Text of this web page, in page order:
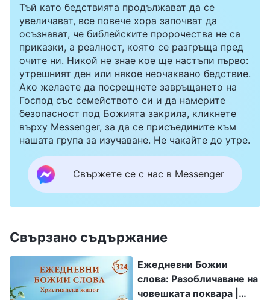
Тъй като бедствията продължават да се
увеличават, все повече хора започват да
осъзнават, че библейските пророчества не са
приказки, а реалност, която се разгръща пред
очите ни. Никой не знае кое ще настъпи първо:
утрешният ден или някое неочаквано бедствие.
Ако желаете да посрещнете завръщането на
Господ със семейството си и да намерите
безопасност под Божията закрила, кликнете
върху Messenger, за да се присъедините към
нашата група за изучаване. Не чакайте до утре.
Свържете се с нас в Messenger
Свързано съдържание
Ежедневни Божии
слова: Разобличаване на
човешката поквара |